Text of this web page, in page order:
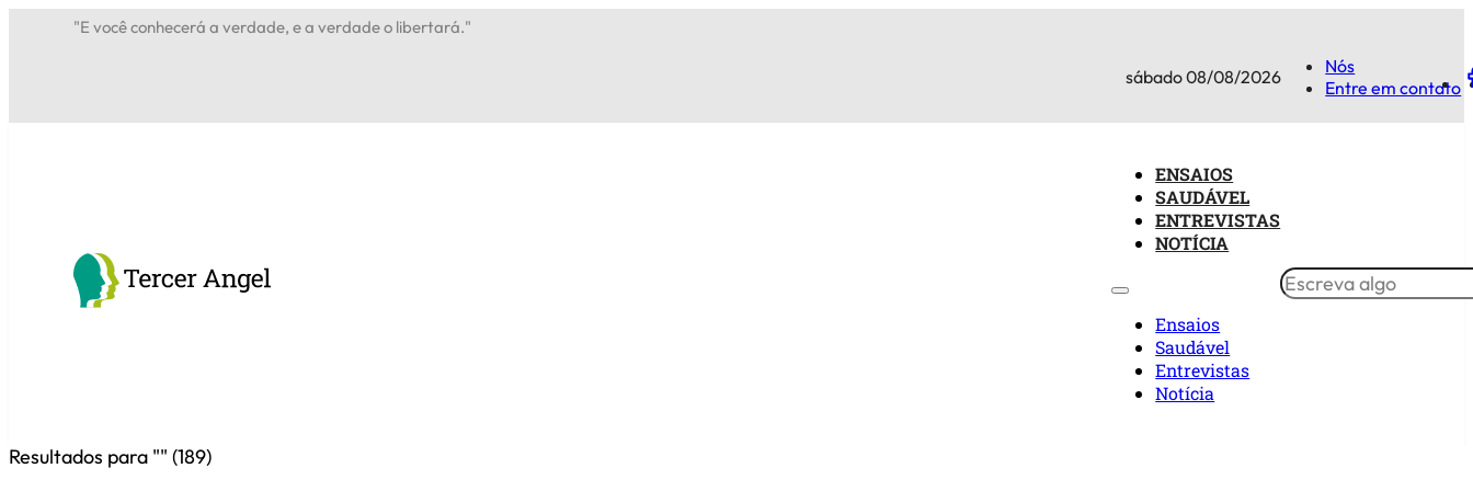
"E você conhecerá a verdade, e a verdade o libertará."
sábado 08/08/2026
Nós
Entre em contato
ENSAIOS
SAUDÁVEL
ENTREVISTAS
NOTÍCIA
Ensaios
Saudável
Entrevistas
Notícia
Resultados para "" (189)